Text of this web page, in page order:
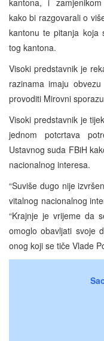
kako bi razgovarali o
kantonu te pitanja koja
tog kantona.
Visoki predstavnik je
razinama imaju
provoditi Mirovni
Visoki predstavnik je
jednom potcrtava
Ustavnog suda FBiH
nacionalnog interesa.
“Suviše dugo nije
vitalnog nacionalnog
“Krajnje je vrijeme da
omoglo obavljati svoje
onog koji se tiče Vlade